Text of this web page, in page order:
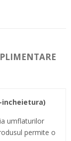
incheietura)
umflaturilor
permite o